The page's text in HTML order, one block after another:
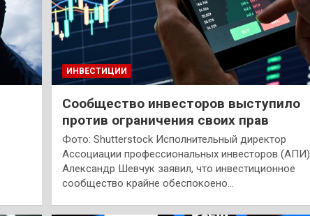
ИНВЕСТИЦИИ
Сообщество инвесторов выступило
против ограничения своих прав
Фото: Shutterstock Исполнительный директор
Ассоциации профессиональных инвесторов (АПИ)
Александр Шевчук заявил, что инвестиционное
сообщество крайне обеспокоено…